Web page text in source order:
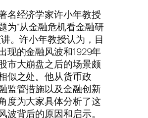
名经济学家许小年教授
为“从金融危机看金融研
。许小年教授认为，目
现的金融风波和1929年
市大崩盘之后的场景颇
似之处。他从货币政
监管措施以及金融创新
度为大家具体分析了这
波背后的原因和启示。